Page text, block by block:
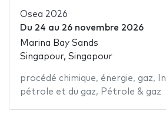
Osea 2026
Du 24 au 26 novembre 2026
Marina Bay Sands
Singapour, Singapour
procédé chimique, énergie, gaz,
pétrole et du gaz, Pétrole & gaz